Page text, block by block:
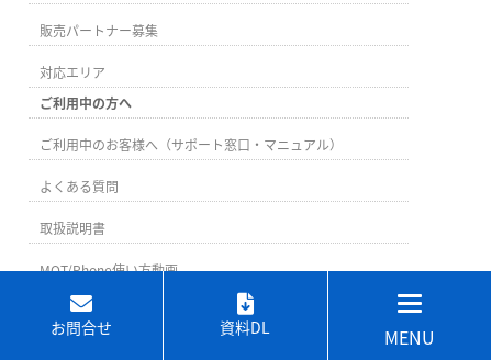
販売パートナー募集
対応エリア
ご利用中の方へ
ご利用中のお客様へ（サポート窓口・マニュアル）
よくある質問
取扱説明書
MOT/Phone使い方動画
お問合せ 資料DL MENU